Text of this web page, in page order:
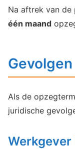
Na aftrek van
één maand
Als de
juridische